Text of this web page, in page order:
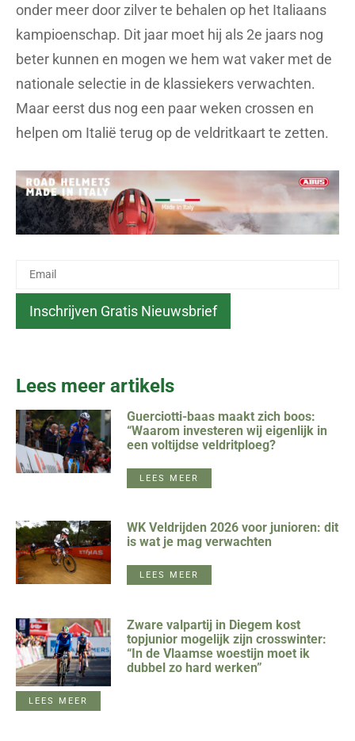
onder meer door zilver te behalen op het Italiaans
kampioenschap. Dit jaar moet hij als 2e jaars nog
beter kunnen en mogen we hem wat vaker met de
nationale selectie in de klassiekers verwachten.
Maar eerst dus nog een paar weken crossen en
helpen om Italië terug op de veldritkaart te zetten.
Lees meer artikels
Guerciotti-baas maakt zich boos:
“Waarom investeren wij eigenlijk in
een voltijdse veldritploeg?
LEES MEER
WK Veldrijden 2026 voor junioren: dit
is wat je mag verwachten
LEES MEER
Zware valpartij in Diegem kost
topjunior mogelijk zijn crosswinter:
“In de Vlaamse woestijn moet ik
dubbel zo hard werken”
LEES MEER